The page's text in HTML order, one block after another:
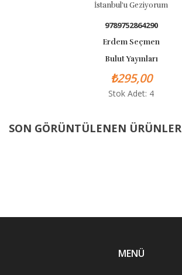
İstanbul'u Geziyorum
9789752864290
Erdem Seçmen
Bulut Yayınları
₺295,00
Stok Adet: 4
SON GÖRÜNTÜLENEN ÜRÜNLER
MENÜ